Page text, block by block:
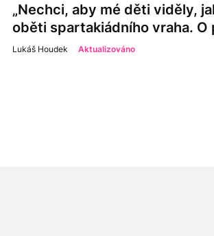
„Nechci, aby mé děti viděly,
oběti spartakiádního vraha.
Lukáš Houdek Aktualizováno